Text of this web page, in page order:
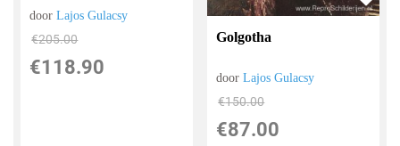
doorLajos Gulacsy
€205.00
€118.90
Golgotha
doorLajos Gulacsy
€150.00
€87.00